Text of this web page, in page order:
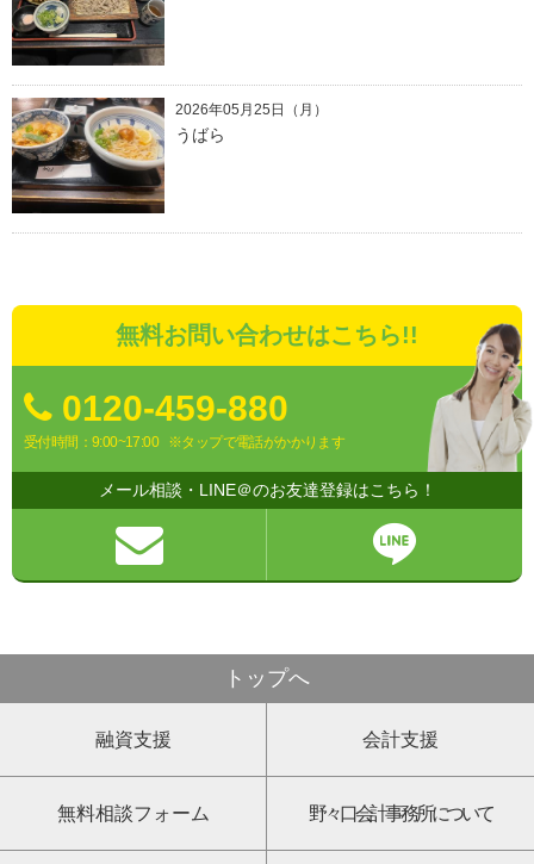
2026年05月25日（月）
うばら
無料お問い合わせはこちら!!
0120-459-880
受付時間：9:00~17:00 ※タップで電話がかかります
メール相談・LINE＠のお友達登録はこちら！
トップへ
融資支援 会計支援
無料相談フォーム 野々口会計事務所について